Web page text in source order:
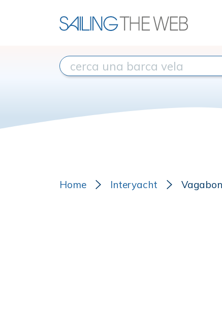
Home Interyacht